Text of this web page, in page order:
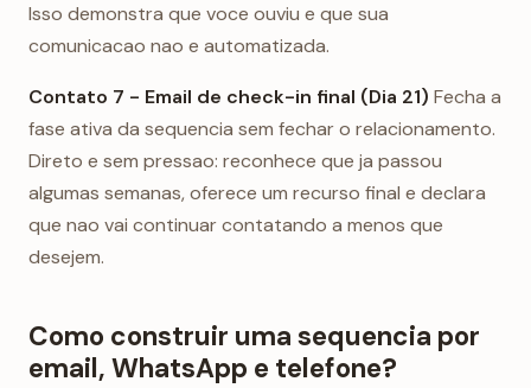
Isso demonstra que voce ouviu e que sua
comunicacao nao e automatizada.
Contato 7 - Email de check-in final (Dia 21) Fecha a
fase ativa da sequencia sem fechar o relacionamento.
Direto e sem pressao: reconhece que ja passou
algumas semanas, oferece um recurso final e declara
que nao vai continuar contatando a menos que
desejem.
Como construir uma sequencia por
email, WhatsApp e telefone?